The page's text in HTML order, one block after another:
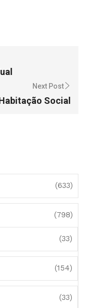
Next Post
Social
(633)
(798)
(33)
(154)
(33)